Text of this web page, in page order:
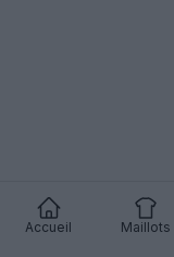
Accueil Maillots